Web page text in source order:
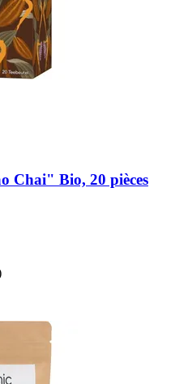
Chai" Bio, 20 pièces